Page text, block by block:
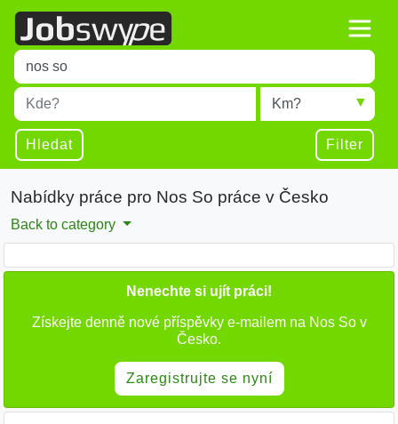
Title
Type 1 or more characters for results.
Místo
Type 1 or more characters for results.
Radius
Hledat Filter
Nabídky práce pro Nos So práce v Česko
Back to category
Nenechte si ujít práci!
Získejte denně nové příspěvky e-mailem na Nos So v
Česko.
Zaregistrujte se nyní